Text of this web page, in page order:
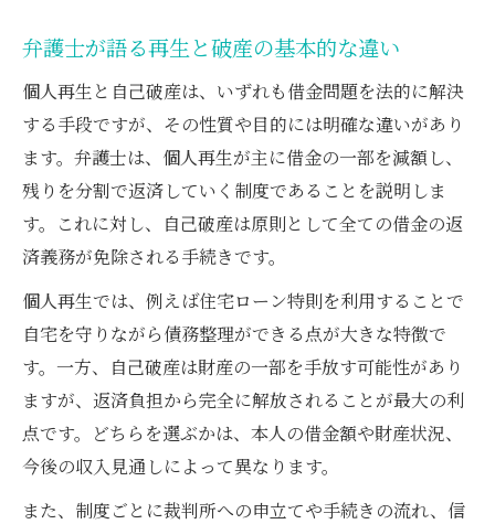
弁護士が語る再生と破産の基本的な違い
個人再生と自己破産は、いずれも借金問題を法的に解決
する手段ですが、その性質や目的には明確な違いがあり
ます。弁護士は、個人再生が主に借金の一部を減額し、
残りを分割で返済していく制度であることを説明しま
す。これに対し、自己破産は原則として全ての借金の返
済義務が免除される手続きです。
個人再生では、例えば住宅ローン特則を利用することで
自宅を守りながら債務整理ができる点が大きな特徴で
す。一方、自己破産は財産の一部を手放す可能性があり
ますが、返済負担から完全に解放されることが最大の利
点です。どちらを選ぶかは、本人の借金額や財産状況、
今後の収入見通しによって異なります。
また、制度ごとに裁判所への申立てや手続きの流れ、信